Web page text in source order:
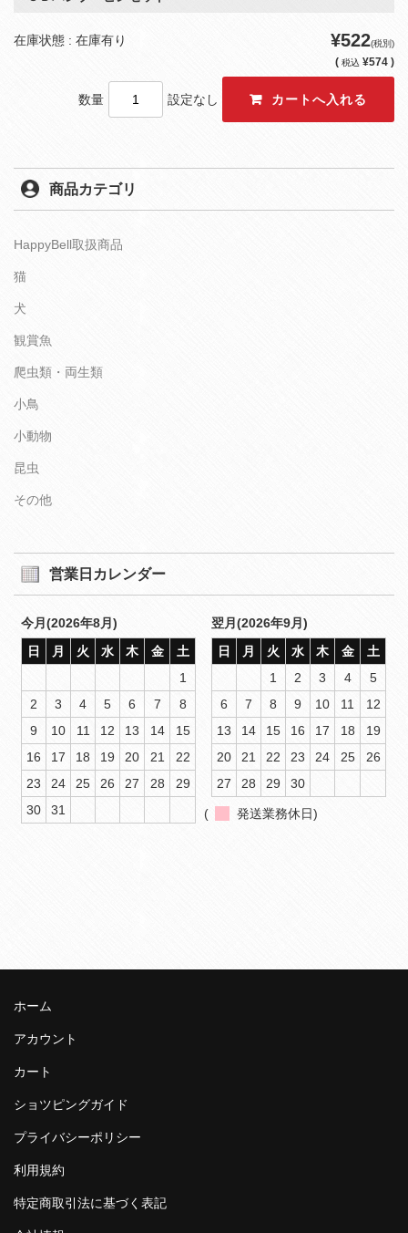
在庫状態 : 在庫有り ¥522(税別)
( 税込 ¥574 )
数量 設定なし
商品カテゴリ
HappyBell取扱商品
猫
犬
観賞魚
爬虫類・両生類
小鳥
小動物
昆虫
その他
営業日カレンダー
今月(2026年8月)
日
月 火 水 木 金
土
1
2
3 4 5 6 7
8
9
10 11 12 13 14
15
16
17 18 19 20 21
22
23
24 25 26 27 28
29
30
31
翌月(2026年9月)
日
月 火 水 木 金
土
1
2 3 4
5
6
7 8 9 10 11
12
13
14 15 16 17 18
19
20
21 22 23 24 25
26
27
28 29 30
( 発送業務休日)
ホーム
アカウント
カート
ショツピングガイド
プライバシーポリシー
利用規約
特定商取引法に基づく表記